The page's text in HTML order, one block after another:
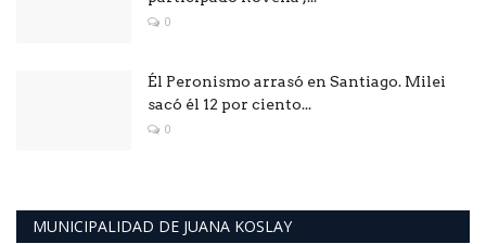
0
Él Peronismo arrasó en Santiago. Milei
sacó él 12 por ciento...
0
MUNICIPALIDAD DE JUANA KOSLAY